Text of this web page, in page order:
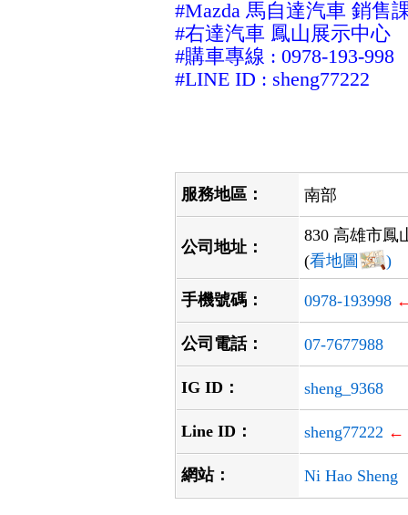
#Mazda 馬自達汽車 銷售
#右達汽車 鳳山展示中心
#購車專線 : 0978-193-998
#LINE ID : sheng77222
服務地區： 南部
公司地址：
830 高雄市鳳
(看地圖 )
手機號碼： 0978-193998
公司電話： 07-7677988
IG ID： sheng_9368
Line ID： sheng77222 ←
網站： Ni Hao Sheng